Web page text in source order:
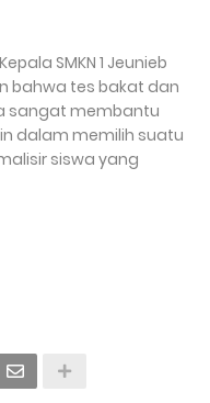
SMKN 1 Jeunieb
bahwa tes bakat dan
sangat membantu
dalam memilih suatu
siswa yang